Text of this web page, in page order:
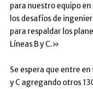
para nuestro equipo
los desafíos de
para respaldar los
Líneas B y C.»
Se espera que entre
y C agregando otros